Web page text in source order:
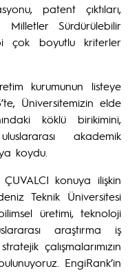
patent çıktıları,
Sürdürülebilir
çok boyutlu kriterler
kurumunun listeye
Üniversitemizin elde
köklü birikimini,
akademik
koydu.
konuya ilişkin
Teknik Üniversitesi
üretimi, teknoloji
araştırma iş
çalışmalarımızın
EngiRank’in